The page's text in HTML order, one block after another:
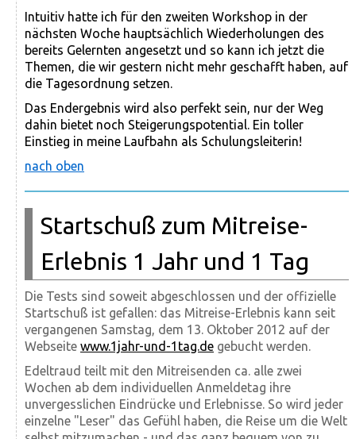
Intuitiv hatte ich für den zweiten Workshop in der
nächsten Woche hauptsächlich Wiederholungen des
bereits Gelernten angesetzt und so kann ich jetzt die
Themen, die wir gestern nicht mehr geschafft haben, auf
die Tagesordnung setzen.
Das Endergebnis wird also perfekt sein, nur der Weg
dahin bietet noch Steigerungspotential. Ein toller
Einstieg in meine Laufbahn als Schulungsleiterin!
nach oben
Startschuß zum Mitreise-
Erlebnis 1 Jahr und 1 Tag
Die Tests sind soweit abgeschlossen und der offizielle
Startschuß ist gefallen: das Mitreise-Erlebnis kann seit
vergangenen Samstag, dem 13. Oktober 2012 auf der
Webseite www.1jahr-und-1tag.de gebucht werden.
Edeltraud teilt mit den Mitreisenden ca. alle zwei
Wochen ab dem individuellen Anmeldetag ihre
unvergesslichen Eindrücke und Erlebnisse. So wird jeder
einzelne "Leser" das Gefühl haben, die Reise um die Welt